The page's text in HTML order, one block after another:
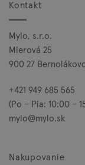
Kontakt
Mylo, s.r.o.
Mierová 25
900 27
+421 949 685 565
(Po – Pia: 10:00 –
mylo@mylo.sk
Nakupovanie